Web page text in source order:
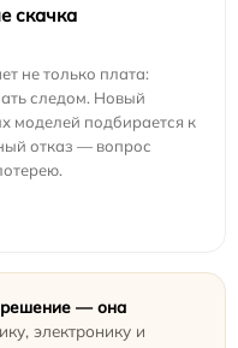
скачка
не только плата:
следом. Новый
моделей подбирается к
отказ — вопрос
решение — она
электронику и